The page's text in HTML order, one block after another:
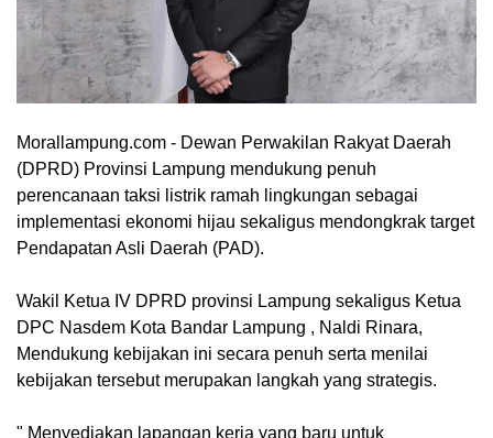
Morallampung.com - Dewan Perwakilan Rakyat Daerah
(DPRD) Provinsi Lampung mendukung penuh
perencanaan taksi listrik ramah lingkungan sebagai
implementasi ekonomi hijau sekaligus mendongkrak target
Pendapatan Asli Daerah (PAD).
Wakil Ketua IV DPRD provinsi Lampung sekaligus Ketua
DPC Nasdem Kota Bandar Lampung , Naldi Rinara,
Mendukung kebijakan ini secara penuh serta menilai
kebijakan tersebut merupakan langkah yang strategis.
" Menyediakan lapangan kerja yang baru untuk